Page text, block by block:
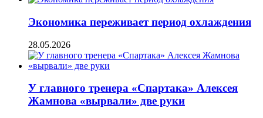
Экономика переживает период охлаждения
28.05.2026
У главного тренера «Спартака» Алексея
Жамнова «вырвали» две руки